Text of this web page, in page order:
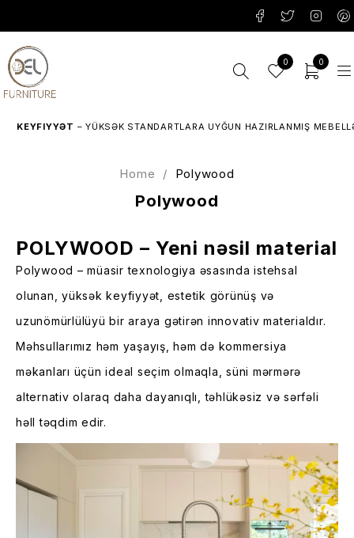
0 0
– YÜKSƏK STANDARTLARA UYĞUN HAZIRLANMIŞ MEBELLƏR.
Polywood
Home / Polywood
POLYWOOD – Yeni nəsil material
Polywood – müasir texnologiya əsasında istehsal
olunan, yüksək keyfiyyət, estetik görünüş və
uzunömürlülüyü bir araya gətirən innovativ materialdır.
Məhsullarımız həm yaşayış, həm də kommersiya
məkanları üçün ideal seçim olmaqla, süni mərmərə
alternativ olaraq daha dayanıqlı, təhlükəsiz və sərfəli
həll təqdim edir.